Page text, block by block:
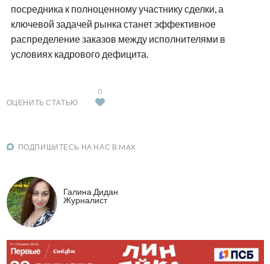
посредника к полноценному участнику сделки, а
ключевой задачей рынка станет эффективное
распределение заказов между исполнителями в
условиях кадрового дефицита.
ОЦЕНИТЬ СТАТЬЮ
0
ПОДПИШИТЕСЬ НА НАС В MAX
Галина Дидан
Журналист